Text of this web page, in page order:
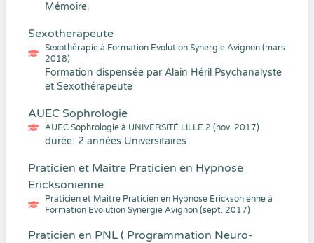
Mémoire.
Sexotherapeute
Sexothérapie à Formation Evolution Synergie Avignon (mars
2018)
Formation dispensée par Alain Héril Psychanalyste
et Sexothérapeute
AUEC Sophrologie
AUEC Sophrologie à UNIVERSITÉ LILLE 2 (nov. 2017)
durée: 2 années Universitaires
Praticien et Maitre Praticien en Hypnose
Ericksonienne
Praticien et Maitre Praticien en Hypnose Ericksonienne à
Formation Evolution Synergie Avignon (sept. 2017)
Praticien en PNL ( Programmation Neuro-